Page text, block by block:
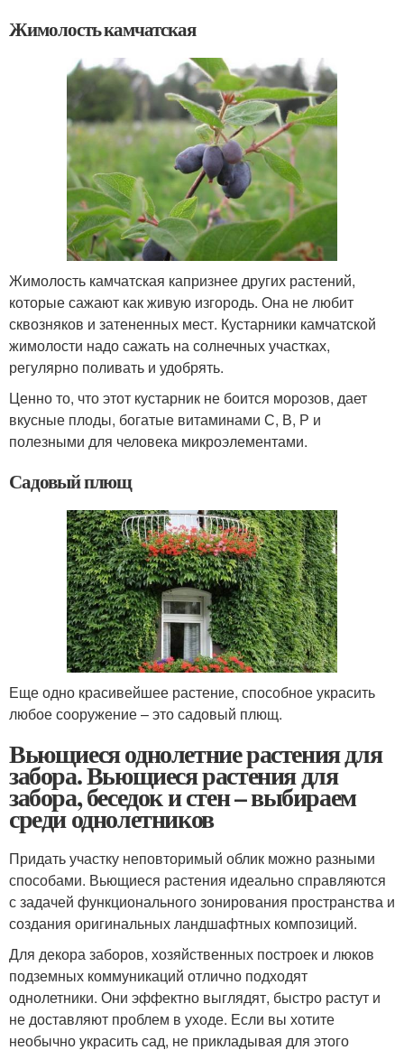
Жимолость камчатская
Жимолость камчатская капризнее других растений,
которые сажают как живую изгородь. Она не любит
сквозняков и затененных мест. Кустарники камчатской
жимолости надо сажать на солнечных участках,
регулярно поливать и удобрять.
Ценно то, что этот кустарник не боится морозов, дает
вкусные плоды, богатые витаминами С, В, Р и
полезными для человека микроэлементами.
Садовый плющ
Еще одно красивейшее растение, способное украсить
любое сооружение – это садовый плющ.
Вьющиеся однолетние растения для
забора. Вьющиеся растения для
забора, беседок и стен – выбираем
среди однолетников
Придать участку неповторимый облик можно разными
способами. Вьющиеся растения идеально справляются
с задачей функционального зонирования пространства и
создания оригинальных ландшафтных композиций.
Для декора заборов, хозяйственных построек и люков
подземных коммуникаций отлично подходят
однолетники. Они эффектно выглядят, быстро растут и
не доставляют проблем в уходе. Если вы хотите
необычно украсить сад, не прикладывая для этого